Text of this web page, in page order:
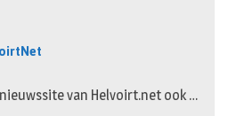
van Helvoirt.net ook …